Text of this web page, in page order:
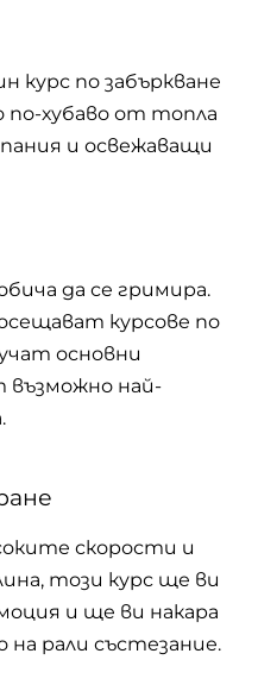
курс по забъркване
хубаво от топла
и освежаващи
да се гримира.
курсове по
основни
възможно най-
скорости и
този курс ще ви
и ще ви накара
рали състезание.